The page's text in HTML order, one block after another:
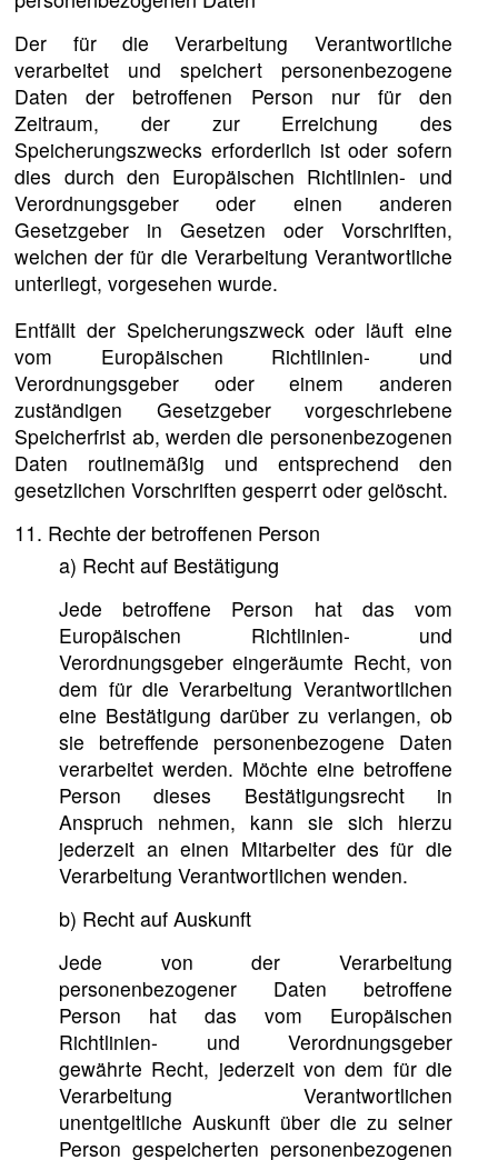
Der für die Verarbeitung Verantwortliche
verarbeitet und speichert personenbezogene
Daten der betroffenen Person nur für den
Zeitraum, der zur Erreichung des
Speicherungszwecks erforderlich ist oder sofern
dies durch den Europäischen Richtlinien- und
Verordnungsgeber oder einen anderen
Gesetzgeber in Gesetzen oder Vorschriften,
welchen der für die Verarbeitung Verantwortliche
unterliegt, vorgesehen wurde.
Entfällt der Speicherungszweck oder läuft eine
vom Europäischen Richtlinien- und
Verordnungsgeber oder einem anderen
zuständigen Gesetzgeber vorgeschriebene
Speicherfrist ab, werden die personenbezogenen
Daten routinemäßig und entsprechend den
gesetzlichen Vorschriften gesperrt oder gelöscht.
11. Rechte der betroffenen Person
a) Recht auf Bestätigung
Jede betroffene Person hat das vom
Europäischen Richtlinien- und
Verordnungsgeber eingeräumte Recht, von
dem für die Verarbeitung Verantwortlichen
eine Bestätigung darüber zu verlangen, ob
sie betreffende personenbezogene Daten
verarbeitet werden. Möchte eine betroffene
Person dieses Bestätigungsrecht in
Anspruch nehmen, kann sie sich hierzu
jederzeit an einen Mitarbeiter des für die
Verarbeitung Verantwortlichen wenden.
b) Recht auf Auskunft
Jede von der Verarbeitung
personenbezogener Daten betroffene
Person hat das vom Europäischen
Richtlinien- und Verordnungsgeber
gewährte Recht, jederzeit von dem für die
Verarbeitung Verantwortlichen
unentgeltliche Auskunft über die zu seiner
Person gespeicherten personenbezogenen